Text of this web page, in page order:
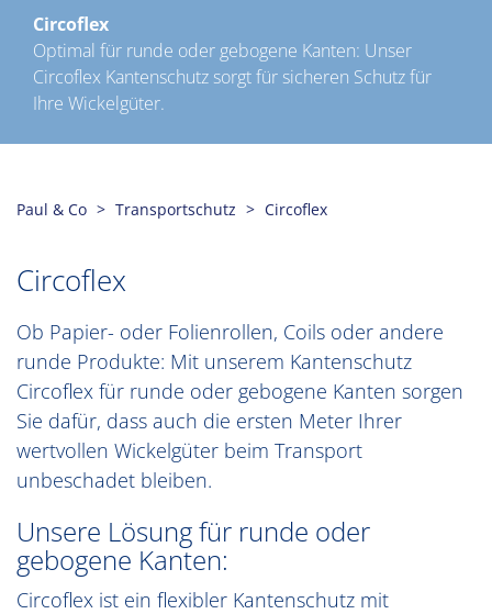
Circoflex
Optimal für runde oder gebogene Kanten: Unser
Circoflex Kantenschutz sorgt für sicheren Schutz für
Ihre Wickelgüter.
Paul & Co Transportschutz Circoflex
Circoflex
Ob Papier- oder Folienrollen, Coils oder andere
runde Produkte: Mit unserem Kantenschutz
Circoflex für runde oder gebogene Kanten sorgen
Sie dafür, dass auch die ersten Meter Ihrer
wertvollen Wickelgüter beim Transport
unbeschadet bleiben.
Unsere Lösung für runde oder
gebogene Kanten:
Circoflex ist ein flexibler Kantenschutz mit